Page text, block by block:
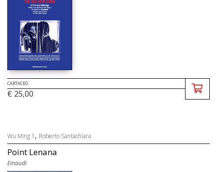
CARTACEO
€ 25,00
Wu Ming 1 , Roberto Santachiara
Point Lenana
Einaudi